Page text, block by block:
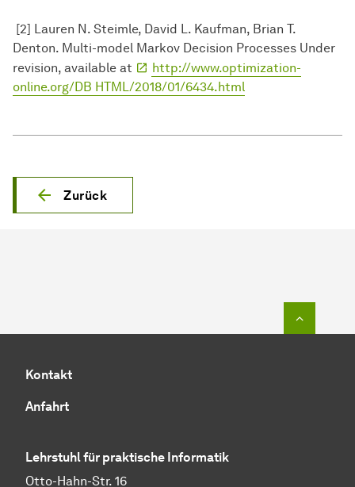
[2] Lauren N. Steimle, David L. Kaufman, Brian T.
Denton. Multi-model Markov Decision Processes Under
revision, available at
http://www.optimization-
online.org/DB HTML/2018/01/6434.html
Zurück
Kontakt
Anfahrt
Lehrstuhl für praktische Informatik
Otto-Hahn-Str. 16